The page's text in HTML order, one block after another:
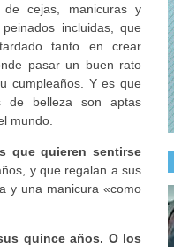
de cejas, manicuras y
incluidas, que
tanto en crear
pasar un buen rato
cumpleaños. Y es que
de belleza son aptas
mundo.
que quieren sentirse
y que regalan a sus
y una manicura «como
quince años. O los